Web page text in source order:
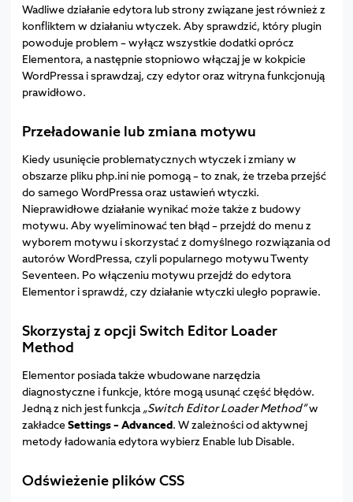
Wadliwe działanie edytora lub strony związane jest również z
konfliktem w działaniu wtyczek. Aby sprawdzić, który plugin
powoduje problem – wyłącz wszystkie dodatki oprócz
Elementora, a następnie stopniowo włączaj je w kokpicie
WordPressa i sprawdzaj, czy edytor oraz witryna funkcjonują
prawidłowo.
Przeładowanie lub zmiana motywu
Kiedy usunięcie problematycznych wtyczek i zmiany w
obszarze pliku php.ini nie pomogą – to znak, że trzeba przejść
do samego WordPressa oraz ustawień wtyczki.
Nieprawidłowe działanie wynikać może także z budowy
motywu. Aby wyeliminować ten błąd – przejdź do menu z
wyborem motywu i skorzystać z domyślnego rozwiązania od
autorów WordPressa, czyli popularnego motywu Twenty
Seventeen. Po włączeniu motywu przejdź do edytora
Elementor i sprawdź, czy działanie wtyczki uległo poprawie.
Skorzystaj z opcji Switch Editor Loader
Method
Elementor posiada także wbudowane narzędzia
diagnostyczne i funkcje, które mogą usunąć część błędów.
Jedną z nich jest funkcja„Switch Editor Loader Method”w
zakładceSettings – Advanced. W zależności od aktywnej
metody ładowania edytora wybierz Enable lub Disable.
Odświeżenie plików CSS